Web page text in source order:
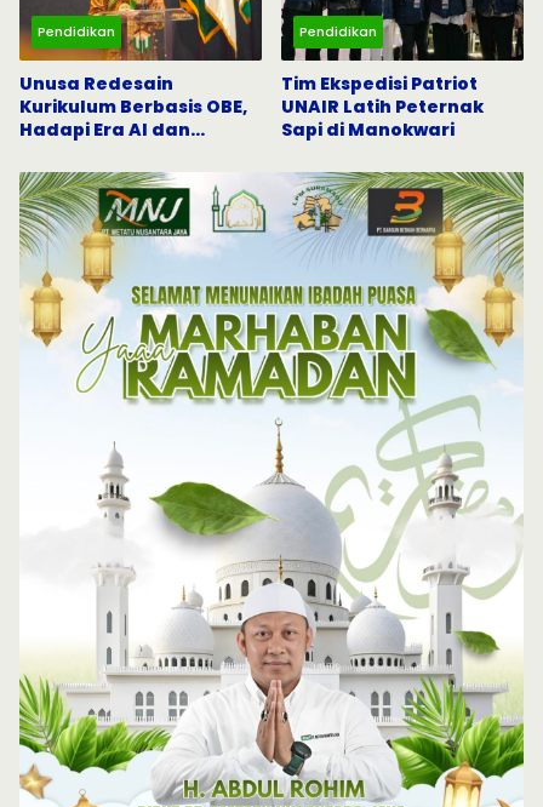
Pendidikan
Unusa Redesain
Kurikulum Berbasis OBE,
Hadapi Era AI dan
Pendidikan
Tim Ekspedisi Patriot
UNAIR Latih Peternak
Sapi di Manokwari